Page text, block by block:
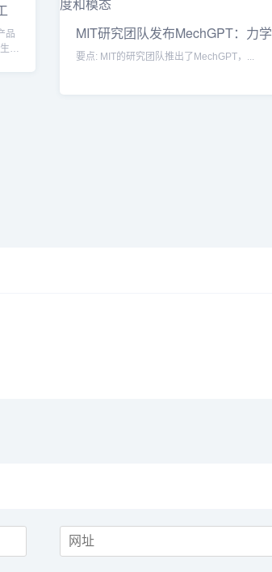
品
成
MIT研究团队发布MechGPT：力学
与材料要点: MIT的研究团队推出了MechGPT，...